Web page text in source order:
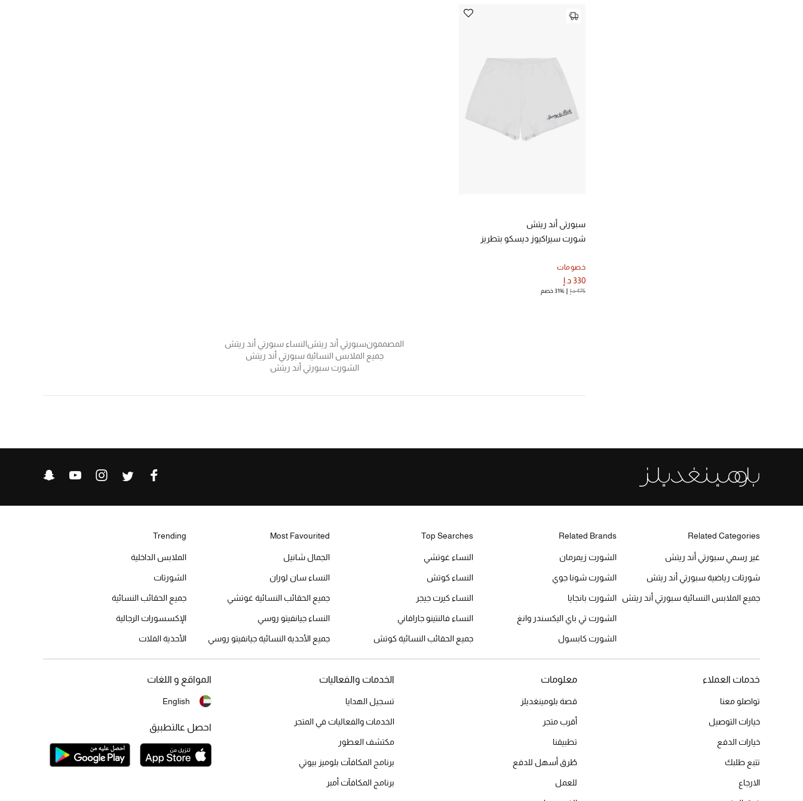
سبورتي أند ريتش
شورت سيراكيوز ديسكو بتطريز
خصومات
330 د.إ
475 د.إ 31% خصم
المصممونسبورتي أند ريتشالنساء سبورتي أند ريتش
جميع الملابس النسائية سبورتي أند ريتش
الشورت سبورتي أند ريتش
Related Categories
غير رسمي سبورتي أند ريتش
شورتات رياضية سبورتي أند ريتش
جميع الملابس النسائية سبورتي أند ريتش
Related Brands
الشورت زيمرمان
الشورت شونا جوي
الشورت بانجايا
الشورت تي باي اليكسندر وانغ
الشورت كابسول
Top Searches
النساء غوتشي
النساء كوتش
النساء كيرت جيجر
النساء فالنتينو جارافاني
جميع الحقائب النسائية كوتش
Most Favourited
الجمال شانيل
النساء سان لوران
جميع الحقائب النسائية غوتشي
النساء جيانفيتو روسي
جميع الأحذية النسائية جيانفيتو روسي
Trending
الملابس الداخلية
الشورتات
جميع الحقائب النسائية
الإكسسورات الرجالية
الأحذية الفلات
خدمات العملاء
تواصلو معنا
خيارات التوصيل
خيارات الدفع
تتبع طلبك
الارجاع
معلومات
قصة بلومينغديلز
أقرب متجر
تطبيقنا
طُرق أسهل للدفع
للعمل
الخدمات والفعاليات
تسجيل الهدايا
الخدمات والفعاليات في المتجر
مكتشف العطور
برنامج المكافآت بلوميز بيوتي
برنامج المكافآت أمبر
المواقع و اللغات
English
احصل عالتطبيق